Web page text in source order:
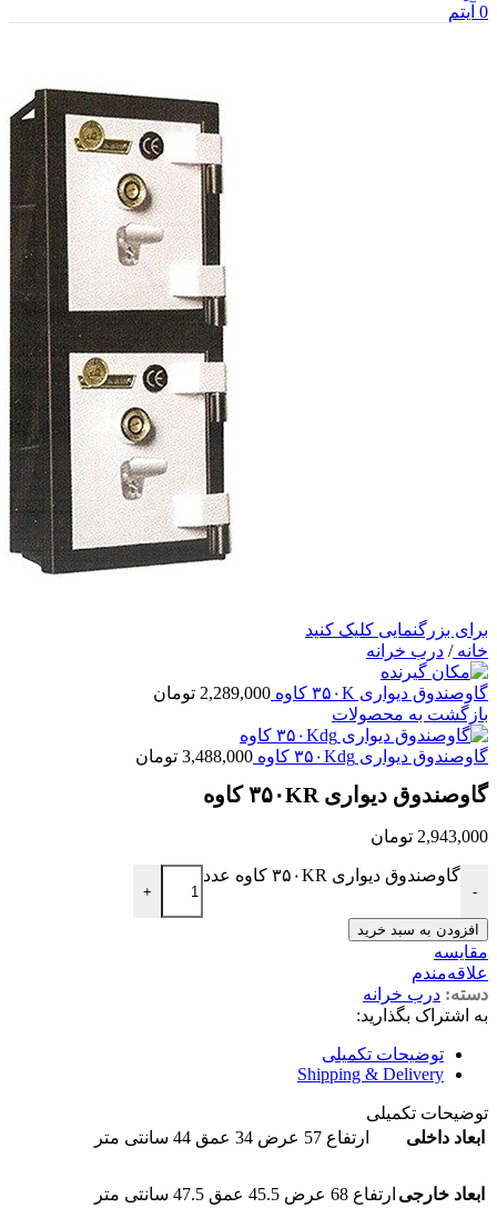
0 آیتم
برای بزرگنمایی کلیک کنید
خانه/ درب خرانه
گاوصندوق دیواری ۳۵۰K کاوه 2,289,000 تومان
بازگشت به محصولات
گاوصندوق دیواری ۳۵۰Kdg کاوه 3,488,000 تومان
گاوصندوق دیواری ۳۵۰KR کاوه
2,943,000 تومان
-
گاوصندوق دیواری ۳۵۰KR کاوه عدد
+
افزودن به سبد خرید
مقایسه
علاقه‌مندم
دسته: درب خرانه
به اشتراک بگذارید:
توضیحات تکمیلی
Shipping & Delivery
توضیحات تکمیلی
ابعاد داخلی
ارتفاع 57 عرض 34 عمق 44 سانتی متر
ابعاد خارجی ارتفاع 68 عرض 45.5 عمق 47.5 سانتی متر